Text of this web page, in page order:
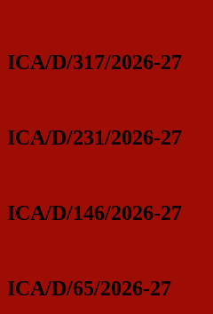
ICA/D/317/2026-27
ICA/D/231/2026-27
ICA/D/146/2026-27
ICA/D/65/2026-27